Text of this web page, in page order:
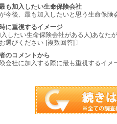
も加入したい生命保険会社
が今後、最も加入したいと思う生命保
に重視するイメージ
入したい生命保険会社がある人)あな
選びください [複数回答]〕
のコメントから
険会社に加入する際に最も重視するイ